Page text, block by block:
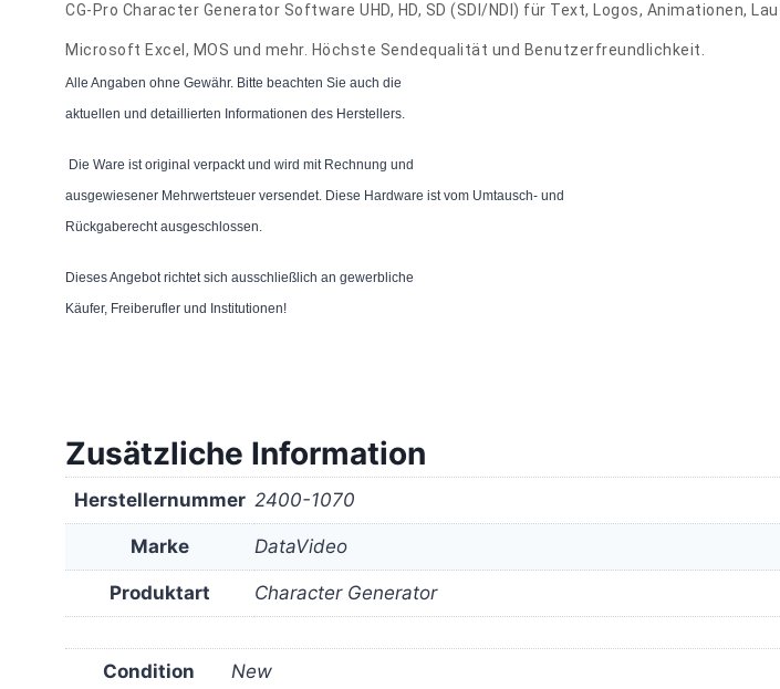
CG-Pro Character Generator Software UHD, HD, SD (SDI/NDI) für Text, Logos, Animationen,
Microsoft Excel, MOS und mehr. Höchste Sendequalität und Benutzerfreundlichkeit.
Alle Angaben ohne Gewähr. Bitte beachten Sie auch die
aktuellen und detaillierten Informationen des Herstellers.
Die Ware ist original verpackt und wird mit Rechnung und
ausgewiesener Mehrwertsteuer versendet. Diese Hardware ist vom Umtausch- und
Rückgaberecht ausgeschlossen.
Dieses Angebot richtet sich ausschließlich an gewerbliche
Käufer, Freiberufler und Institutionen!
Zusätzliche Information
Herstellernummer 2400-1070
Marke DataVideo
Produktart Character Generator
Condition New